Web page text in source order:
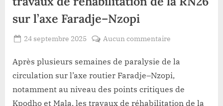
l’économie
sur l’axe Faradje–Nzopi
Posted
24 septembre 2025
ROMEO
Aucun commentaire
:
Lancement
des
Après plusieurs semaines de paralysie de la
circulation sur l’axe routier Faradje–Nzopi,
notamment au niveau des points critiques de
Kpodho et Mala, les travaux de réhabilitation de la